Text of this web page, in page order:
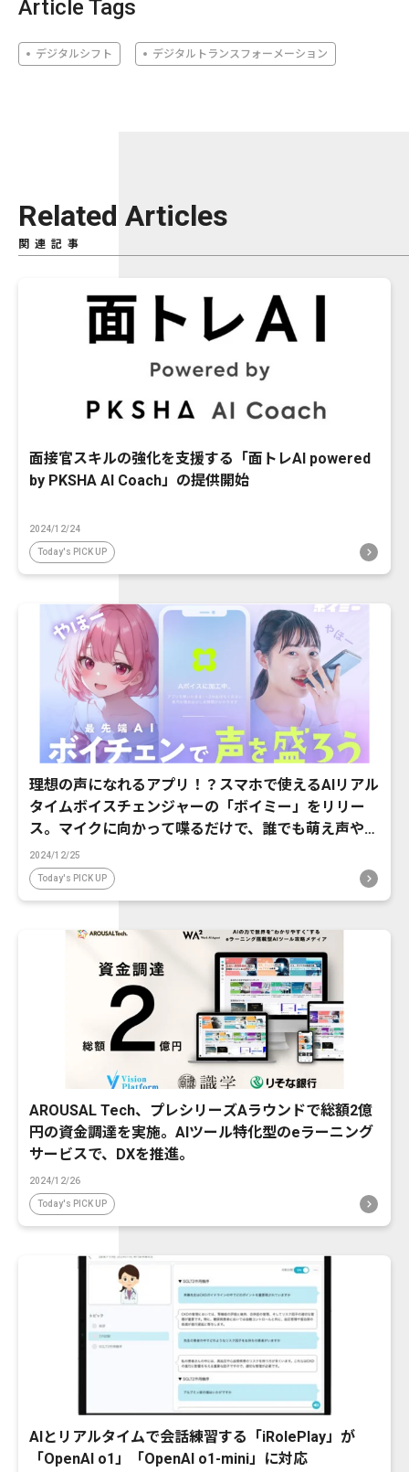
Article Tags
デジタルシフト デジタルトランスフォーメーション
Related Articles
関連記事
面接官スキルの強化を支援する「面トレAI powered
by PKSHA AI Coach」の提供開始
2024/12/24
Today's PICK UP
理想の声になれるアプリ！？スマホで使えるAIリアル
タイムボイスチェンジャーの「ボイミー」をリリー
ス。マイクに向かって喋るだけで、誰でも萌え声やイ
ケボ風に音声変換が可能に。
2024/12/25
Today's PICK UP
AROUSAL Tech、プレシリーズAラウンドで総額2億
円の資金調達を実施。AIツール特化型のeラーニング
サービスで、DXを推進。
2024/12/26
Today's PICK UP
AIとリアルタイムで会話練習する「iRolePlay」が
「OpenAI o1」「OpenAI o1-mini」に対応